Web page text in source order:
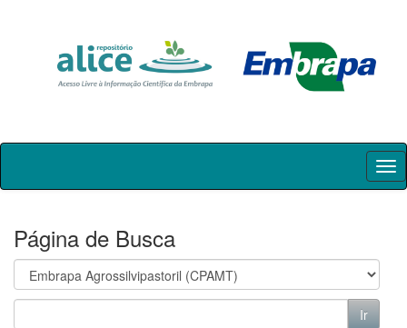
Skip
Página de Busca